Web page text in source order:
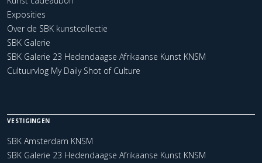
Exposities
Over de SBK kunstcollectie
SBK Galerie
SBK Galerie 23 Hedendaagse Afrikaanse Kunst KNSM
Cultuurvlog My Daily Shot of Culture
VESTIGINGEN
SBK Amsterdam KNSM
SBK Galerie 23 Hedendaagse Afrikaanse Kunst KNSM